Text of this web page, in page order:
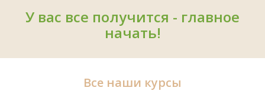
У вас все получится - главное
начать!
Все наши курсы